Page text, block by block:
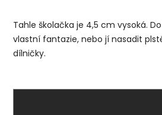
Tahle školačka je 4,5 cm vysoká.
vlastní fantazie, nebo jí nasadit
dílničky.